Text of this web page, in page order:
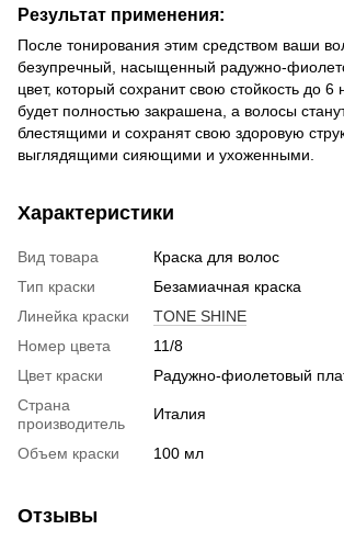
Результат применения:
После тонирования этим средством ваши
безупречный, насыщенный радужно-
цвет, который сохранит свою стойкость до
будет полностью закрашена, а волосы
блестящими и сохранят свою здоровую
выглядящими сияющими и ухоженными.
Характеристики
Вид товара
Краска для волос
Тип краски
Безамиачная краска
Линейка краски
TONE SHINE
Номер цвета
11/8
Цвет краски
Радужно-фиолетовый
Страна
производитель
Италия
Объем краски 100 мл
Отзывы